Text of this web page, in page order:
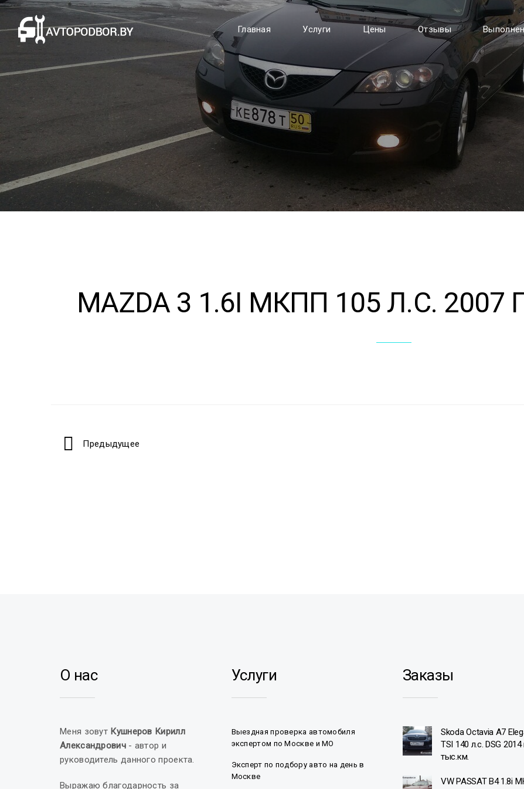
Главная Услуги Цены Отзывы
MAZDA 3 1.6I МКПП 105 Л.С. 2007
Portfolio
Предыдущее
О нас
Меня зовут Кушнеров Кирилл
Александрович- автор и
руководитель данного проекта.
Выражаю благодарность за
Услуги
Выездная проверка автомобиля
экспертом по Москве и МО
Эксперт по подбору авто на день в
Москве
Заказы
Skoda Octavia A7
TSI 140 л.с. DSG 2014
тыс.км.
VW PASSAT B4 1.8i